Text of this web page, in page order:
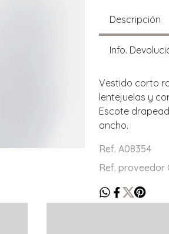
Descripción
Info.
Vestido corto
lentejuelas y
Escote
ancho.
Ref. A08354
Ref. proveedor